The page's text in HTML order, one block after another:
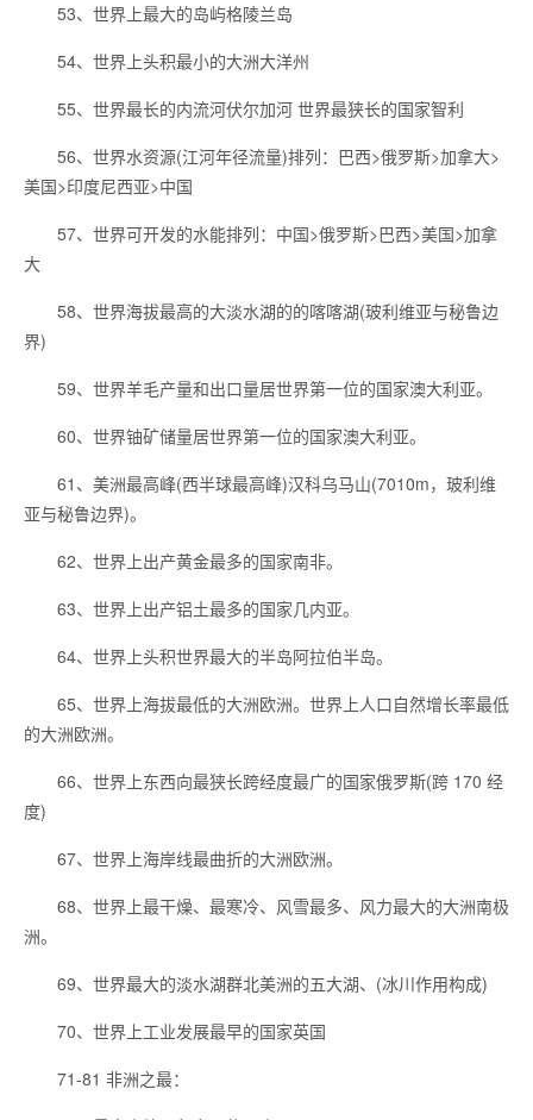
53、世界上最大的岛屿格陵兰岛
54、世界上头积最小的大洲大洋州
55、世界最长的内流河伏尔加河 世界最狭长的国家智利
56、世界水资源(江河年径流量)排列：巴西>俄罗斯>加拿大>
美国>印度尼西亚>中国
57、世界可开发的水能排列：中国>俄罗斯>巴西>美国>加拿
大
58、世界海拔最高的大淡水湖的的喀喀湖(玻利维亚与秘鲁边
界)
59、世界羊毛产量和出口量居世界第一位的国家澳大利亚。
60、世界铀矿储量居世界第一位的国家澳大利亚。
61、美洲最高峰(西半球最高峰)汉科乌马山(7010m，玻利维
亚与秘鲁边界)。
62、世界上出产黄金最多的国家南非。
63、世界上出产铝土最多的国家几内亚。
64、世界上头积世界最大的半岛阿拉伯半岛。
65、世界上海拔最低的大洲欧洲。世界上人口自然增长率最低
的大洲欧洲。
66、世界上东西向最狭长跨经度最广的国家俄罗斯(跨 170 经
度)
67、世界上海岸线最曲折的大洲欧洲。
68、世界上最干燥、最寒冷、风雪最多、风力最大的大洲南极
洲。
69、世界最大的淡水湖群北美洲的五大湖、(冰川作用构成)
70、世界上工业发展最早的国家英国
71-81 非洲之最：